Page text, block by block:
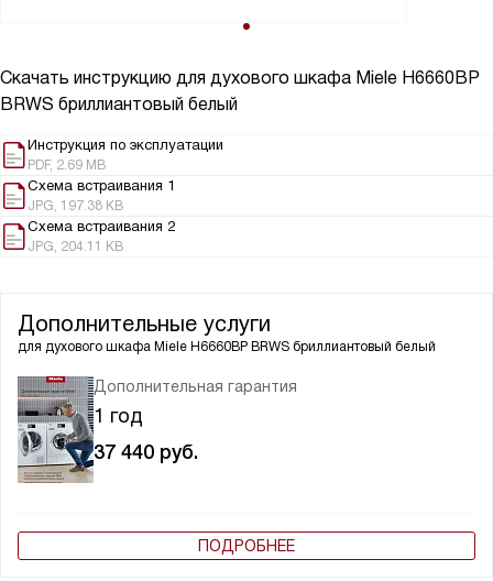
Скачать инструкцию для духового шкафа Miele H6660BP
BRWS бриллиантовый белый
Инструкция по эксплуатации
PDF, 2.69 MB
Схема встраивания 1
JPG, 197.38 KB
Схема встраивания 2
JPG, 204.11 KB
Дополнительные услуги
для духового шкафа Miele H6660BP BRWS бриллиантовый белый
Дополнительная гарантия
1 год
37 440 руб.
ПОДРОБНЕЕ